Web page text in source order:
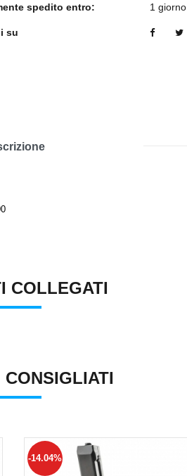
spedito entro: 1 giorno
su
COLLEGATI
CONSIGLIATI
-14.04%